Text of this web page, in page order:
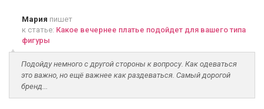
Мария пишет
к статье: Какое вечернее платье подойдет для вашего типа
фигуры
Подойду немного с другой стороны к вопросу. Как одеваться
это важно, но ещё важнее как раздеваться. Самый дорогой
бренд...